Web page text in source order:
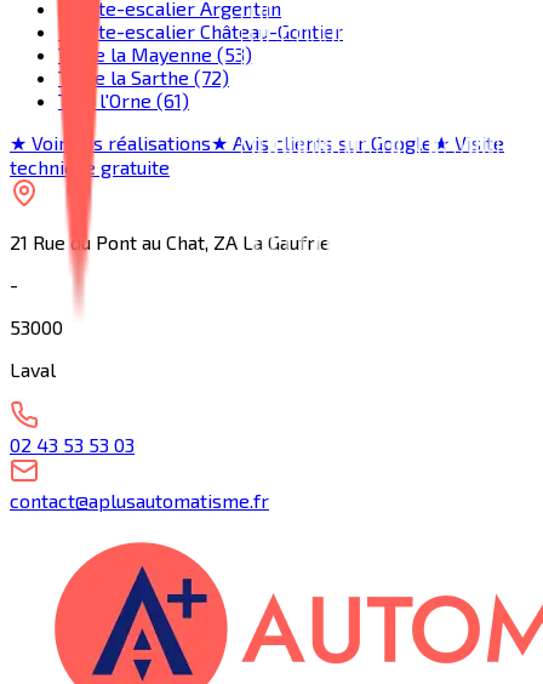
Monte-escalier Argentan
Monte-escalier Château-Gontier
Toute la Mayenne (53)
Toute la Sarthe (72)
Tout l'Orne (61)
★ Voir nos réalisations★ Avis clients sur Google ★ Visite
technique gratuite
21 Rue du Pont au Chat, ZA La Gaufrie
-
53000
Laval
02 43 53 53 03
contact@aplusautomatisme.fr